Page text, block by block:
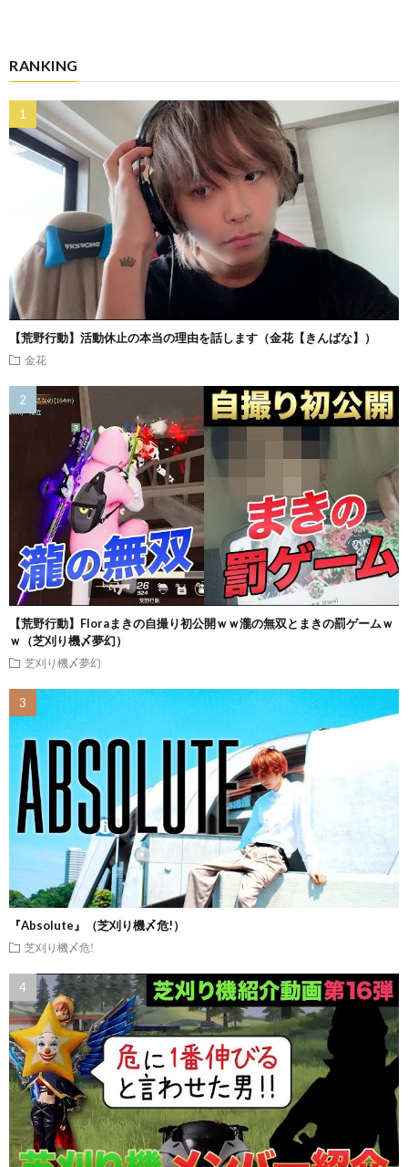
RANKING
【荒野行動】活動休止の本当の理由を話します（金花【きんばな】）
金花
【荒野行動】Floraまきの自撮り初公開ｗｗ瀧の無双とまきの罰ゲームｗ
ｗ（芝刈り機〆夢幻）
芝刈り機〆夢幻
『Absolute』（芝刈り機〆危!）
芝刈り機〆危!